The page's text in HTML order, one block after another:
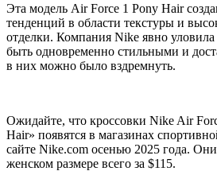
Эта модель Air Force 1 Pony Hair
тенденций в области текстуры и
отделки. Компания Nike явно уловила
быть одновременно стильными и
в них можно было вздремнуть.
Ожидайте, что кроссовки Nike Air
Hair» появятся в магазинах
сайте Nike.com осенью 2025 года.
женском размере всего за $115.